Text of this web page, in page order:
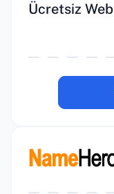
Ücretsiz